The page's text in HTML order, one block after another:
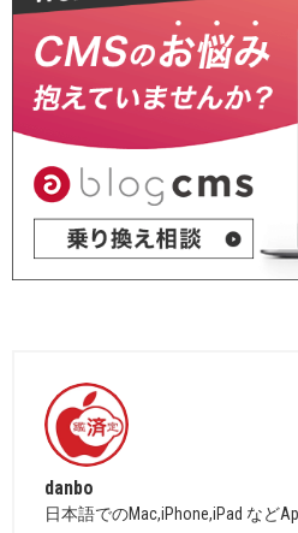
danbo
日本語でのMac,iPhone,iPad など